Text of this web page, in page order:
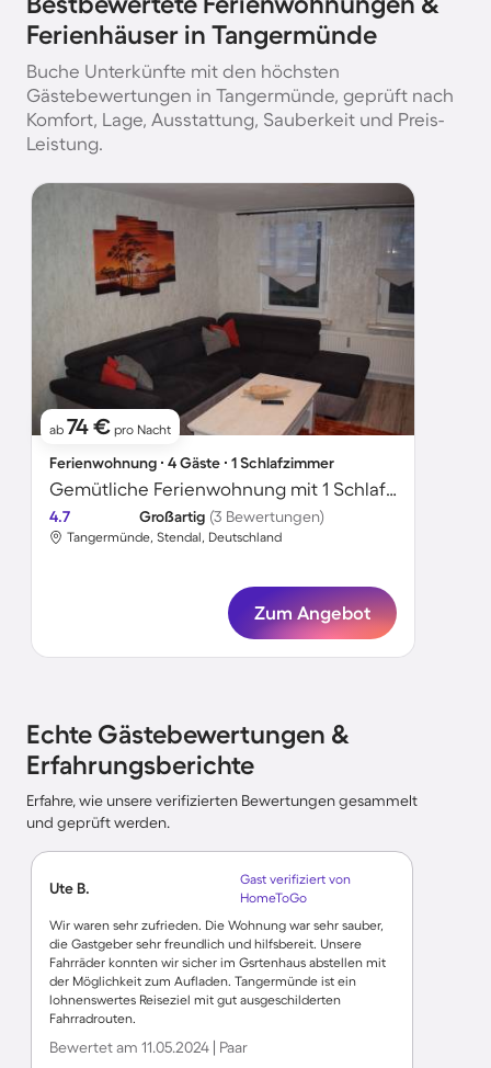
Ferienhäuser in Tangermünde
Buche Unterkünfte mit den höchsten
Gästebewertungen in Tangermünde, geprüft nach
Komfort, Lage, Ausstattung, Sauberkeit und Preis-
Leistung.
ab 74 € pro Nacht
Ferienwohnung ∙ 4 Gäste ∙ 1 Schlafzimmer
Gemütliche Ferienwohnung mit 1 Schlafzimmer für 4 Personen
4.7 Großartig (3 Bewertungen)
Tangermünde, Stendal, Deutschland
Zum Angebot
Echte Gästebewertungen &
Erfahrungsberichte
Erfahre, wie unsere verifizierten Bewertungen gesammelt
und geprüft werden.
Ute B.
Gast verifiziert von
HomeToGo
Wir waren sehr zufrieden. Die Wohnung war sehr sauber,
die Gastgeber sehr freundlich und hilfsbereit. Unsere
Fahrräder konnten wir sicher im Gsrtenhaus abstellen mit
der Möglichkeit zum Aufladen. Tangermünde ist ein
lohnenswertes Reiseziel mit gut ausgeschilderten
Fahrradrouten.
Bewertet am 11.05.2024 | Paar